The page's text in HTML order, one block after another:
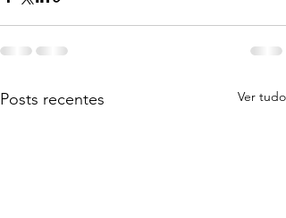
Posts recentes Ver tudo